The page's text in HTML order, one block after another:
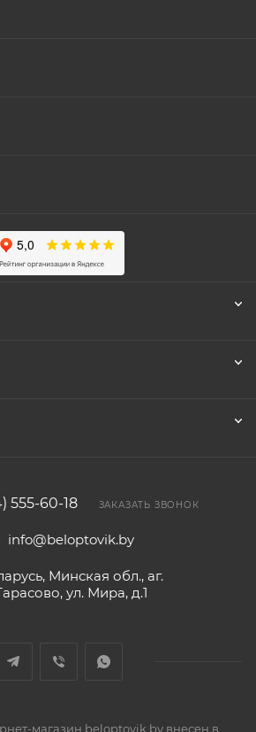
555-60-18 ЗАКАЗАТЬ ЗВОНОК
info@beloptovik.by
Минская обл., аг.
ул. Мира, д.1
магазин beloptovik.by внесен в